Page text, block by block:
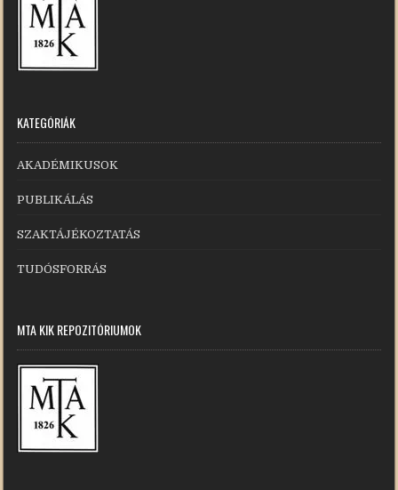
KATEGÓRIÁK
AKADÉMIKUSOK
PUBLIKÁLÁS
SZAKTÁJÉKOZTATÁS
TUDÓSFORRÁS
MTA KIK REPOZITÓRIUMOK